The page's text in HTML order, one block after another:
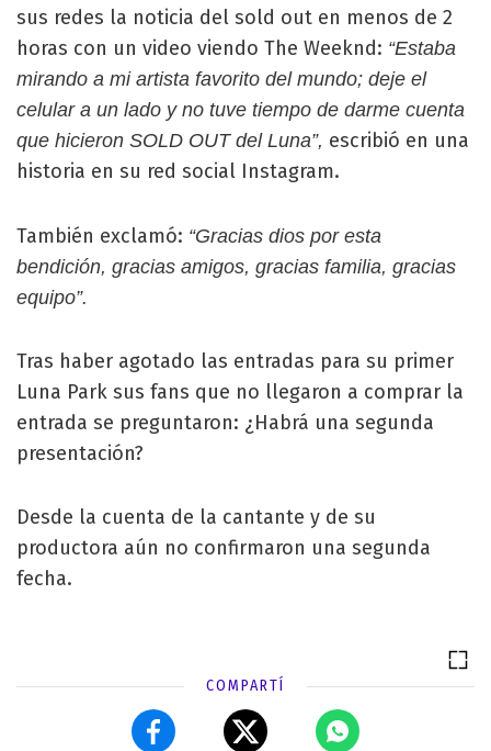
sus redes la noticia del sold out en menos de 2
horas con un video viendo The Weeknd: “Estaba
mirando a mi artista favorito del mundo; deje el
celular a un lado y no tuve tiempo de darme cuenta
que hicieron SOLD OUT del Luna”, escribió en una
historia en su red social Instagram.
También exclamó: “Gracias dios por esta
bendición, gracias amigos, gracias familia, gracias
equipo”.
Tras haber agotado las entradas para su primer
Luna Park sus fans que no llegaron a comprar la
entrada se preguntaron: ¿Habrá una segunda
presentación?
Desde la cuenta de la cantante y de su
productora aún no confirmaron una segunda
fecha.
COMPARTÍ